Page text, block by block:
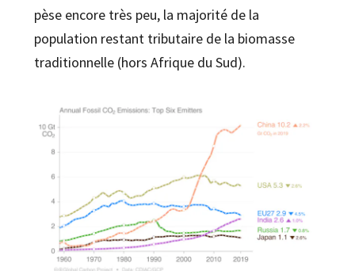
pèse encore très peu, la majorité de la
population restant tributaire de la biomasse
traditionnelle (hors Afrique du Sud).